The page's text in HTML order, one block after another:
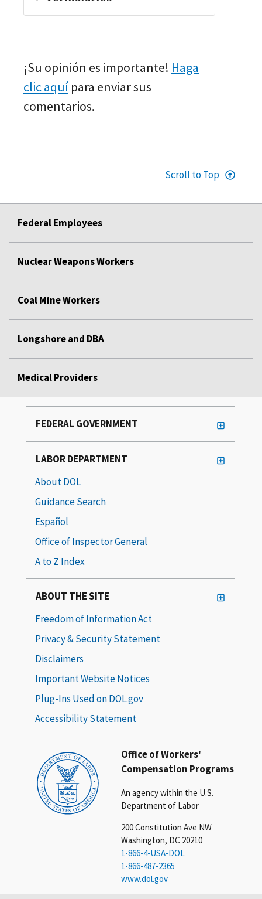
¡Su opinión es importante! Haga
clic aquí para enviar sus
comentarios.
Scroll to Top
Federal Employees
Nuclear Weapons Workers
Coal Mine Workers
Longshore and DBA
Medical Providers
Office of Workers'
Compensation Programs
An agency within the U.S.
Department of Labor
200 Constitution Ave NW
Washington, DC 20210
1-866-4-USA-DOL
1-866-487-2365
www.dol.gov
FEDERAL GOVERNMENT
LABOR DEPARTMENT
About DOL
Guidance Search
Español
Office of Inspector General
A to Z Index
ABOUT THE SITE
Freedom of Information Act
Privacy & Security Statement
Disclaimers
Important Website Notices
Plug-Ins Used on DOL.gov
Accessibility Statement